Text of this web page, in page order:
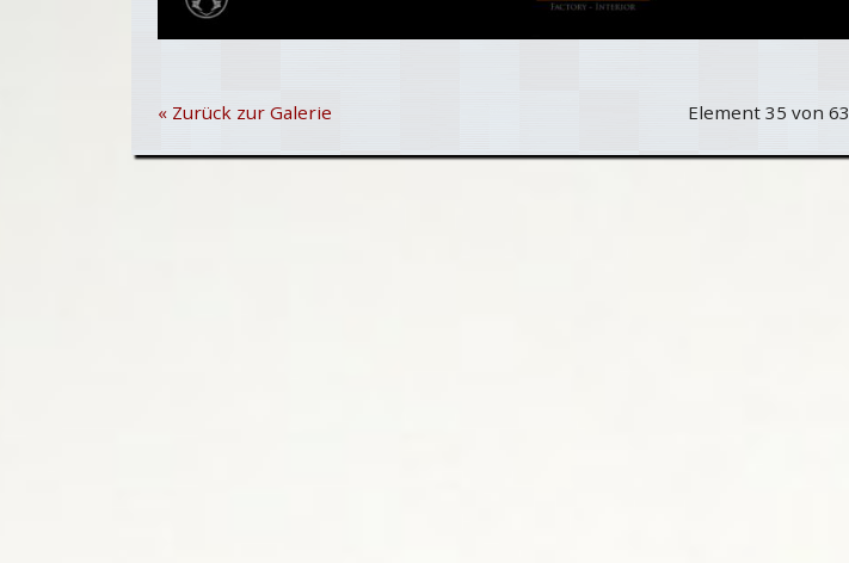
« Zurück zur Galerie Element 35 von 63